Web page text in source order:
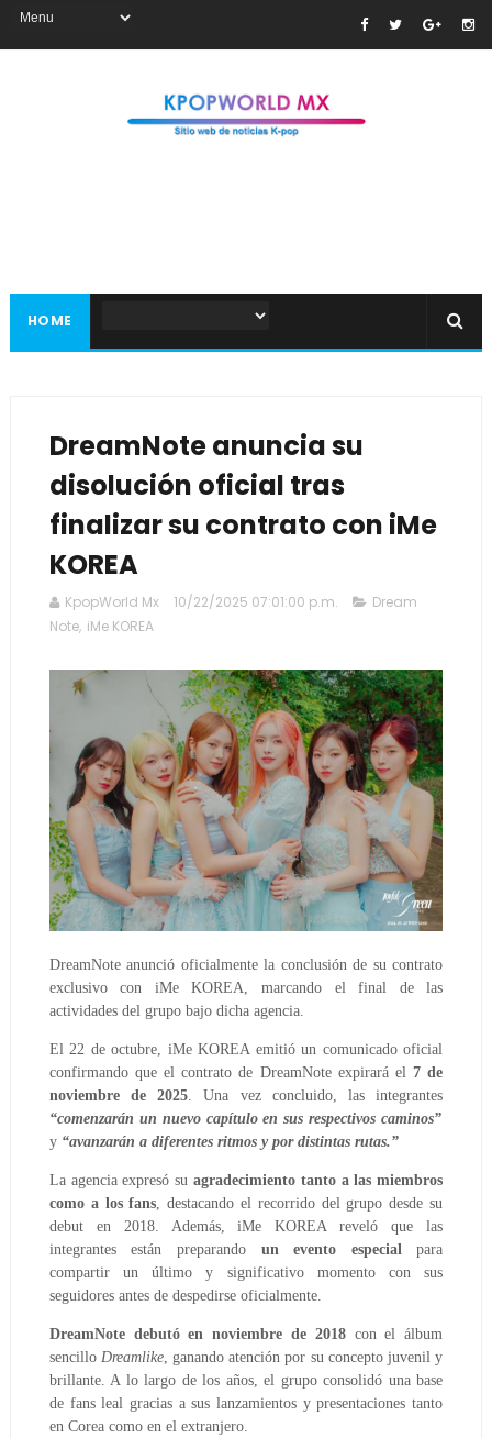
HOME
DreamNote anuncia su
disolución oficial tras
finalizar su contrato con iMe
KOREA
KpopWorld Mx 10/22/2025 07:01:00 p.m.
Dream
Note, iMe KOREA
DreamNote anunció oficialmente la conclusión de su contrato
exclusivo con iMe KOREA, marcando el final de las
actividades del grupo bajo dicha agencia.
El 22 de octubre, iMe KOREA emitió un comunicado oficial
confirmando que el contrato de DreamNote expirará el 7 de
noviembre de 2025. Una vez concluido, las integrantes
“comenzarán un nuevo capítulo en sus respectivos caminos”
y“avanzarán a diferentes ritmos y por distintas rutas.”
La agencia expresó su agradecimiento tanto a las miembros
como a los fans, destacando el recorrido del grupo desde su
debut en 2018. Además, iMe KOREA reveló que las
integrantes están preparando un evento especialpara
compartir un último y significativo momento con sus
seguidores antes de despedirse oficialmente.
DreamNote debutó en noviembre de 2018con el álbum
sencilloDreamlike, ganando atención por su concepto juvenil y
brillante. A lo largo de los años, el grupo consolidó una base
de fans leal gracias a sus lanzamientos y presentaciones tanto
en Corea como en el extranjero.